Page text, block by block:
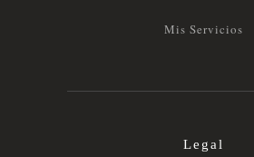
Mis Servicios
Legal